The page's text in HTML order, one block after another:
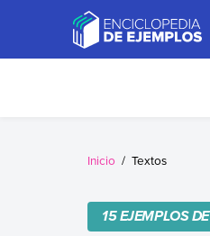
Ejemplos
Necesitas ejemplos.
Inicio Textos
15 EJEMPLOS DE